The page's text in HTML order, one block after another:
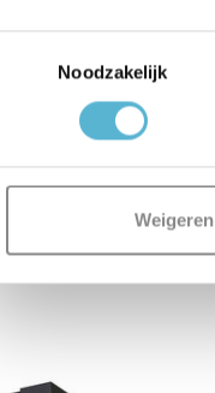
Noodzakelijk
Weigeren
over dit